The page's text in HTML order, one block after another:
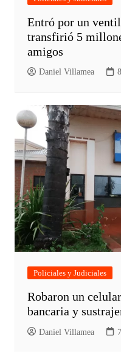
Entró por un
transfirió 5
amigos
Daniel Villamea
Policiales y Judiciales
Robaron un
bancaria y
Daniel Villamea